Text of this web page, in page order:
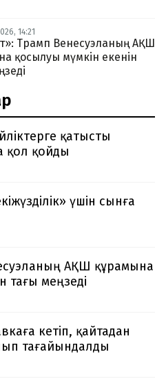
14:21
Трамп Венесуэланың АҚШ
қосылуы мүмкін екенін
қатысты
қол қойды
үшін сынға
АҚШ құрамына
тағы меңзеді
кетіп, қайтадан
тағайындалды